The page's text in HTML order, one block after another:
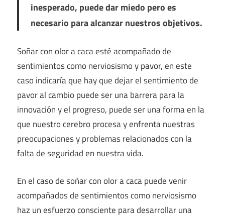
inesperado, puede dar miedo pero es
necesario para alcanzar nuestros objetivos.
Soñar con olor a caca esté acompañado de
sentimientos como nerviosismo y pavor, en este
caso indicaría que hay que dejar el sentimiento de
pavor al cambio puede ser una barrera para la
innovación y el progreso, puede ser una forma en la
que nuestro cerebro procesa y enfrenta nuestras
preocupaciones y problemas relacionados con la
falta de seguridad en nuestra vida.
En el caso de soñar con olor a caca puede venir
acompañados de sentimientos como nerviosismo
haz un esfuerzo consciente para desarrollar una